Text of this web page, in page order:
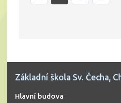
Základní škola Sv. Čecha,
Hlavní budova